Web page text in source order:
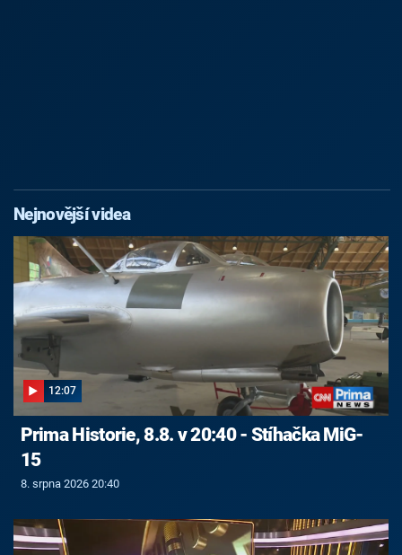
Nejnovější videa
12:07
Prima Historie, 8.8. v 20:40 - Stíhačka MiG-
15
8. srpna 2026 20:40